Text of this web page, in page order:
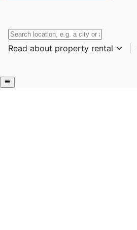
Read about property rental